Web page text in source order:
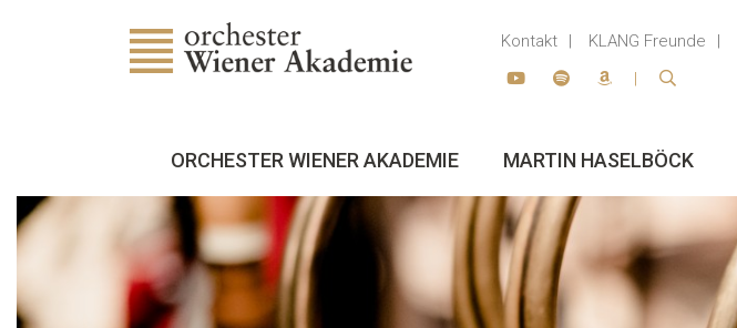
Kontakt KLANG Freunde
ORCHESTER WIENER AKADEMIE MARTIN HASELBÖCK